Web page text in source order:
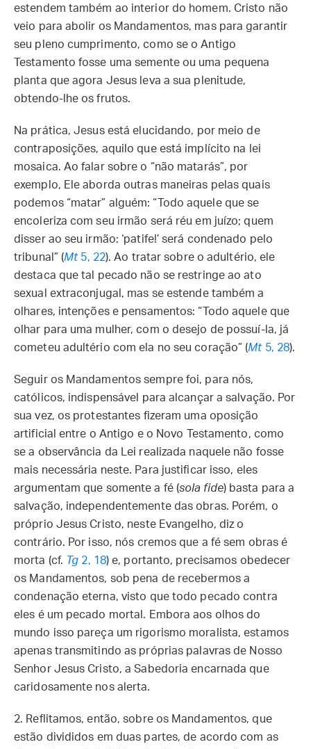
estendem também ao interior do homem. Cristo não
veio para abolir os Mandamentos, mas para garantir
seu pleno cumprimento, como se o Antigo
Testamento fosse uma semente ou uma pequena
planta que agora Jesus leva a sua plenitude,
obtendo-lhe os frutos.
Na prática, Jesus está elucidando, por meio de
contraposições, aquilo que está implícito na lei
mosaica. Ao falar sobre o “não matarás”, por
exemplo, Ele aborda outras maneiras pelas quais
podemos “matar” alguém: “Todo aquele que se
encoleriza com seu irmão será réu em juízo; quem
disser ao seu irmão: ‘patife!’ será condenado pelo
tribunal” (Mt5, 22). Ao tratar sobre o adultério, ele
destaca que tal pecado não se restringe ao ato
sexual extraconjugal, mas se estende também a
olhares, intenções e pensamentos: “Todo aquele que
olhar para uma mulher, com o desejo de possuí-la, já
cometeu adultério com ela no seu coração” (Mt5, 28).
Seguir os Mandamentos sempre foi, para nós,
católicos, indispensável para alcançar a salvação. Por
sua vez, os protestantes fizeram uma oposição
artificial entre o Antigo e o Novo Testamento, como
se a observância da Lei realizada naquele não fosse
mais necessária neste. Para justificar isso, eles
argumentam que somente a fé (sola fide) basta para a
salvação, independentemente das obras. Porém, o
próprio Jesus Cristo, neste Evangelho, diz o
contrário. Por isso, nós cremos que a fé sem obras é
morta (cf. Tg 2, 18) e, portanto, precisamos obedecer
os Mandamentos, sob pena de recebermos a
condenação eterna, visto que todo pecado contra
eles é um pecado mortal. Embora aos olhos do
mundo isso pareça um rigorismo moralista, estamos
apenas transmitindo as próprias palavras de Nosso
Senhor Jesus Cristo, a Sabedoria encarnada que
caridosamente nos alerta.
2. Reflitamos, então, sobre os Mandamentos, que
estão divididos em duas partes, de acordo com as